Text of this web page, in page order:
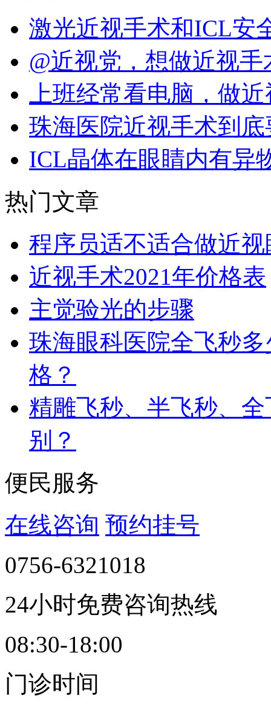
激光近视手术和ICL安
@近视党，想做近视
上班经常看电脑，做
珠海医院近视手术到
ICL晶体在眼睛内有异
热门文章
程序员适不适合做近视
近视手术2021年价格表
主觉验光的步骤
珠海眼科医院全飞秒
格？
精雕飞秒、半飞秒、
别？
便民服务
在线咨询 预约挂号
0756-6321018
24小时免费咨询热线
08:30-18:00
门诊时间